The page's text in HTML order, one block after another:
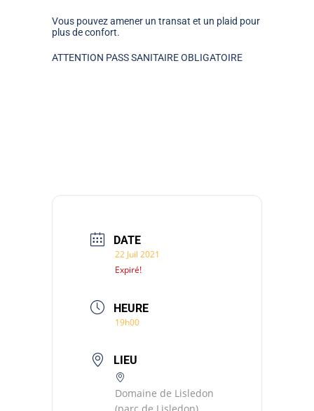
Vous pouvez amener un transat et un plaid pour
plus de confort.
ATTENTION PASS SANITAIRE OBLIGATOIRE
DATE
22 Juil 2021
Expiré!
HEURE
19h00
LIEU
Domaine de Lisledon